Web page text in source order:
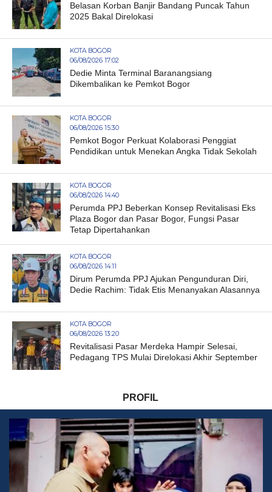
Belasan Korban Banjir Bandang Puncak Tahun
2025 Bakal Direlokasi
KOTA BOGOR
06/08/2026 17:02
Dedie Minta Terminal Baranangsiang
Dikembalikan ke Pemkot Bogor
KOTA BOGOR
06/08/2026 15:30
Pemkot Bogor Perkuat Kolaborasi Penggiat
Pendidikan untuk Menekan Angka Tidak Sekolah
KOTA BOGOR
06/08/2026 14:40
Perumda PPJ Beberkan Konsep Revitalisasi Eks
Plaza Bogor dan Pasar Bogor, Fungsi Pasar
Tetap Dipertahankan
KOTA BOGOR
06/08/2026 14:11
Dirum Perumda PPJ Ajukan Pengunduran Diri,
Dedie Rachim: Tidak Etis Menanyakan Alasannya
KOTA BOGOR
06/08/2026 13:20
Revitalisasi Pasar Merdeka Hampir Selesai,
Pedagang TPS Mulai Direlokasi Akhir September
PROFIL